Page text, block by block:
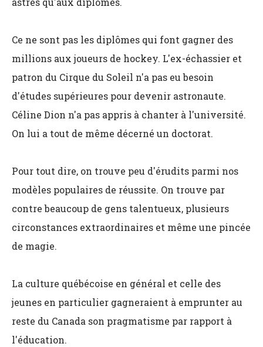
Ce ne sont pas les diplômes qui font gagner des
millions aux joueurs de hockey. L'ex-échassier et
patron du Cirque du Soleil n'a pas eu besoin
d'études supérieures pour devenir astronaute.
Céline Dion n'a pas appris à chanter à l'université.
On lui a tout de même décerné un doctorat.
Pour tout dire, on trouve peu d'érudits parmi nos
modèles populaires de réussite. On trouve par
contre beaucoup de gens talentueux, plusieurs
circonstances extraordinaires et même une pincée
de magie.
La culture québécoise en général et celle des
jeunes en particulier gagneraient à emprunter au
reste du Canada son pragmatisme par rapport à
l'éducation.